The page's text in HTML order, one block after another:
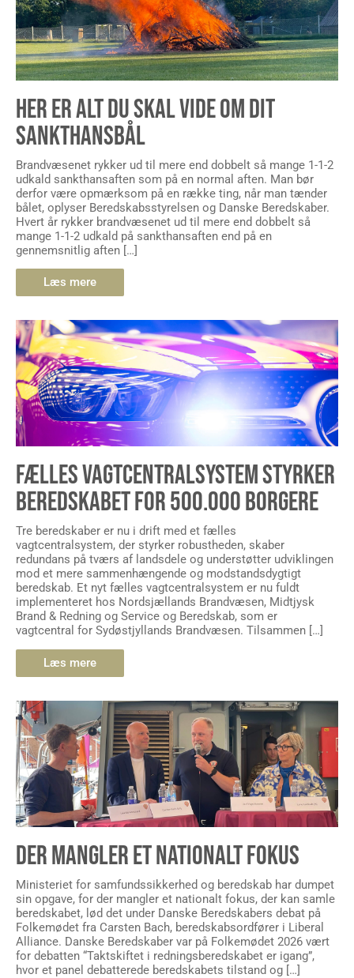
HER ER ALT DU SKAL VIDE OM DIT
SANKTHANSBÅL
Brandvæsenet rykker ud til mere end dobbelt så mange 1-1-2
udkald sankthansaften som på en normal aften. Man bør
derfor være opmærksom på en række ting, når man tænder
bålet, oplyser Beredskabsstyrelsen og Danske Beredskaber.
Hvert år rykker brandvæsenet ud til mere end dobbelt så
mange 1-1-2 udkald på sankthansaften end på en
gennemsnitlig aften […]
Læs mere
FÆLLES VAGTCENTRALSYSTEM STYRKER
BEREDSKABET FOR 500.000 BORGERE
Tre beredskaber er nu i drift med et fælles
vagtcentralsystem, der styrker robustheden, skaber
redundans på tværs af landsdele og understøtter udviklingen
mod et mere sammenhængende og modstandsdygtigt
beredskab. Et nyt fælles vagtcentralsystem er nu fuldt
implementeret hos Nordsjællands Brandvæsen, Midtjysk
Brand & Redning og Service og Beredskab, som er
vagtcentral for Sydøstjyllands Brandvæsen. Tilsammen […]
Læs mere
DER MANGLER ET NATIONALT FOKUS
Ministeriet for samfundssikkerhed og beredskab har dumpet
sin opgave, for der mangler et nationalt fokus, der kan samle
beredskabet, lød det under Danske Beredskabers debat på
Folkemødet fra Carsten Bach, beredskabsordfører i Liberal
Alliance. Danske Beredskaber var på Folkemødet 2026 vært
for debatten “Taktskiftet i redningsberedskabet er igang”,
hvor et panel debatterede beredskabets tilstand og […]